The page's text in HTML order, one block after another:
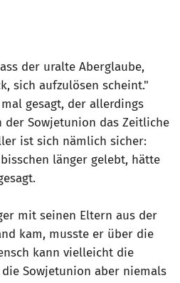
der uralte Aberglaube,
sich aufzulösen scheint."
gesagt, der allerdings
der Sowjetunion das Zeitliche
ist sich nämlich sicher:
länger gelebt, hätte
mit seinen Eltern aus der
kam, musste er über die
kann vielleicht die
Sowjetunion aber niemals